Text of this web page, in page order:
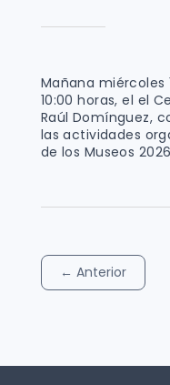
Mañana miércoles
10:00 horas, el el
Raúl Domínguez,
las actividades
de los Museos
← Anterior